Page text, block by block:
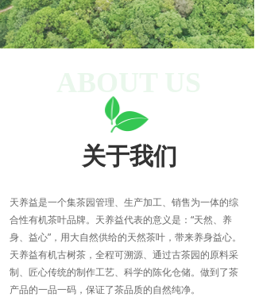
关于我们
天养益是一个集茶园管理、生产加工、销售为一体的综
合性有机茶叶品牌。天养益代表的意义是：“天然、养
身、益心”，用大自然供给的天然茶叶，带来养身益心。
天养益有机古树茶，全程可溯源、通过古茶园的原料采
制、匠心传统的制作工艺、科学的陈化仓储。做到了茶
产品的一品一码，保证了茶品质的自然纯净。